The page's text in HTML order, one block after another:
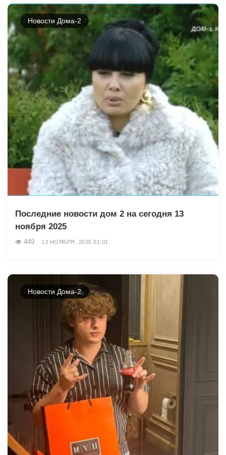
Новости Дома-2
Последние новости дом 2 на сегодня 13
ноября 2025
449 13 НОЯБРЯ, 2025 01:01
Новости Дома-2